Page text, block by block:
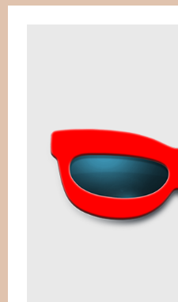
PIXLR-EXPRESS
PIXLR-EXPRESS STARTEN